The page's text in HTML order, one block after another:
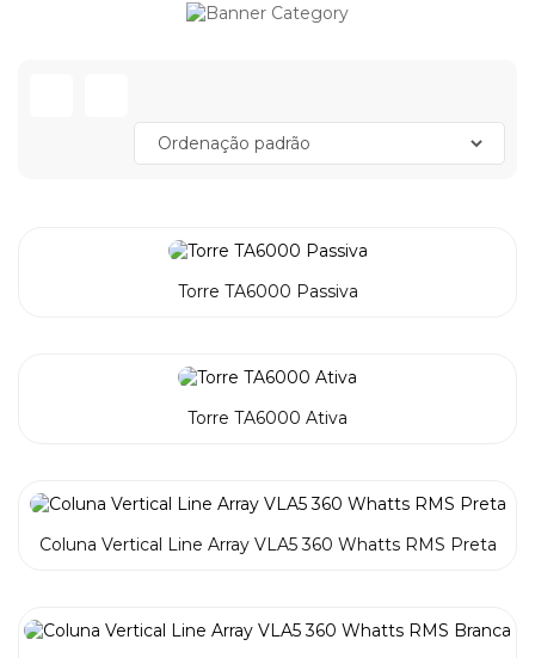
Torre TA6000 Passiva
Torre TA6000 Ativa
Coluna Vertical Line Array VLA5 360 Whatts RMS Preta